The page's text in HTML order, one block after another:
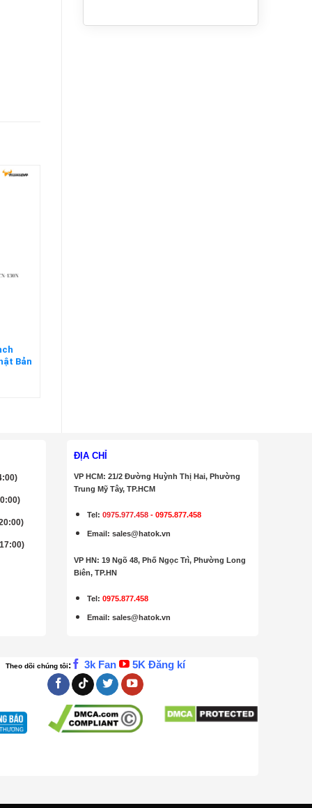
Bản
ĐỊA CHỈ
VP HCM: 21/2 Đường Huỳnh Thị Hai, Phường
Trung Mỹ Tây, TP.HCM
Tel:0975.977.458 -0975.877.458
Email :sales@hatok.vn
VP HN: 19 Ngõ 48, Phố Ngọc Trì, Phường Long
Biên, TP.HN
Tel: 0975.877.458
Email:sales@hatok.vn
Theo dõi chúng tôi: 3k Fan 5K Đăng kí